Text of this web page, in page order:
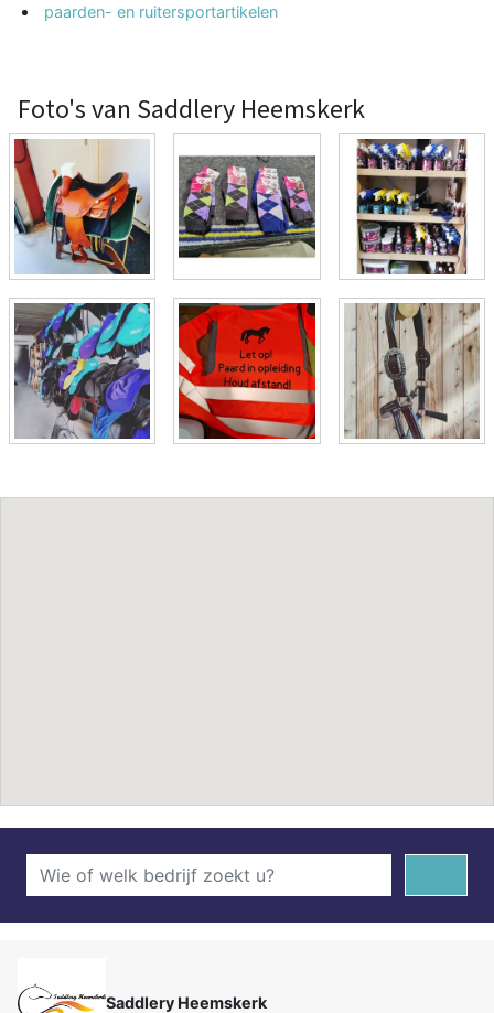
paarden- en ruitersportartikelen
Foto's van Saddlery Heemskerk
Saddlery Heemskerk